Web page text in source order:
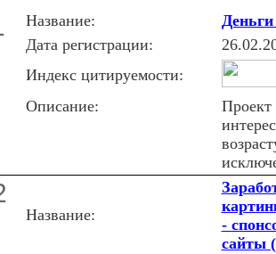
Название: Деньги
Дата регистрации:
Индекс цитируемости:
Описание:
Проект
Название:
-
сайты